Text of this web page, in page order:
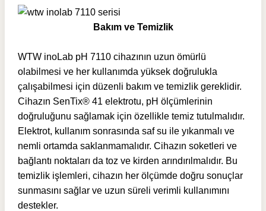
Bakım ve Temizlik
WTW inoLab pH 7110 cihazının uzun ömürlü
olabilmesi ve her kullanımda yüksek doğrulukla
çalışabilmesi için düzenli bakım ve temizlik gereklidir.
Cihazın SenTix® 41 elektrotu, pH ölçümlerinin
doğruluğunu sağlamak için özellikle temiz tutulmalıdır.
Elektrot, kullanım sonrasında saf su ile yıkanmalı ve
nemli ortamda saklanmamalıdır. Cihazın soketleri ve
bağlantı noktaları da toz ve kirden arındırılmalıdır. Bu
temizlik işlemleri, cihazın her ölçümde doğru sonuçlar
sunmasını sağlar ve uzun süreli verimli kullanımını
destekler.